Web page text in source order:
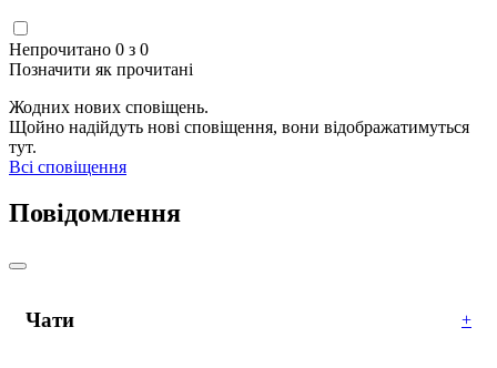
Непрочитано 0 з 0
Позначити як прочитані
Жодних нових сповіщень.
Щойно надійдуть нові сповіщення, вони відображатимуться
тут.
Всі сповіщення
Повідомлення
Чати +